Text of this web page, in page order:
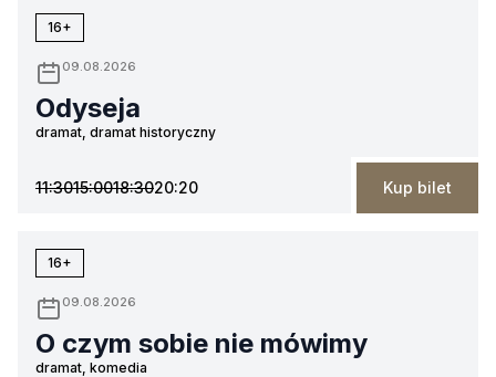
16+
09.08.2026
Odyseja
dramat, dramat historyczny
11:3015:0018:3020:20 Kup bilet
16+
09.08.2026
O czym sobie nie mówimy
dramat, komedia